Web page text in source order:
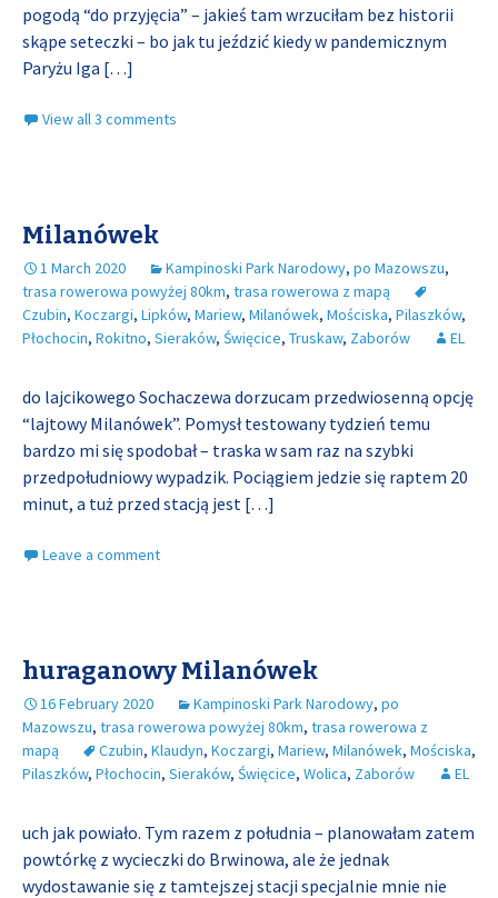
pogodą “do przyjęcia” – jakieś tam wrzuciłam bez historii
skąpe seteczki – bo jak tu jeździć kiedy w pandemicznym
Paryżu Iga […]
View all 3 comments
Milanówek
1 March 2020 Kampinoski Park Narodowy, po Mazowszu,
trasa rowerowa powyżej 80km, trasa rowerowa z mapą
Czubin, Koczargi, Lipków, Mariew, Milanówek, Mościska, Pilaszków,
Płochocin, Rokitno, Sieraków, Święcice, Truskaw, Zaborów EL
do lajcikowego Sochaczewa dorzucam przedwiosenną opcję
“lajtowy Milanówek”. Pomysł testowany tydzień temu
bardzo mi się spodobał – traska w sam raz na szybki
przedpołudniowy wypadzik. Pociągiem jedzie się raptem 20
minut, a tuż przed stacją jest […]
Leave a comment
huraganowy Milanówek
16 February 2020 Kampinoski Park Narodowy, po
Mazowszu, trasa rowerowa powyżej 80km, trasa rowerowa z
mapą
Czubin, Klaudyn, Koczargi, Mariew, Milanówek, Mościska,
Pilaszków, Płochocin, Sieraków, Święcice, Wolica, Zaborów EL
uch jak powiało. Tym razem z południa – planowałam zatem
powtórkę z wycieczki do Brwinowa, ale że jednak
wydostawanie się z tamtejszej stacji specjalnie mnie nie